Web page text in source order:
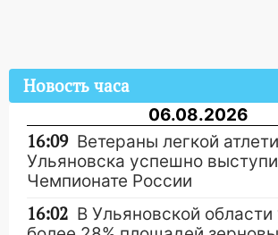
Новость часа
06.08.2026
16:09 Ветераны легкой
Ульяновска успешно
Чемпионате России
16:02 В Ульяновской области